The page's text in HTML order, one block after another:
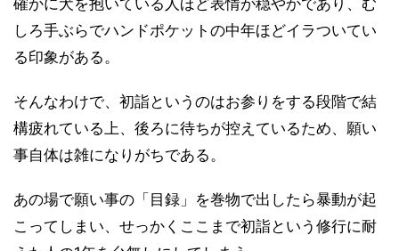
確かに犬を抱いている人ほど表情が穏やかであり、む
しろ手ぶらでハンドポケットの中年ほどイラついてい
る印象がある。
そんなわけで、初詣というのはお参りをする段階で結
構疲れている上、後ろに待ちが控えているため、願い
事自体は雑になりがちである。
あの場で願い事の「目録」を巻物で出したら暴動が起
こってしまい、せっかくここまで初詣という修行に耐